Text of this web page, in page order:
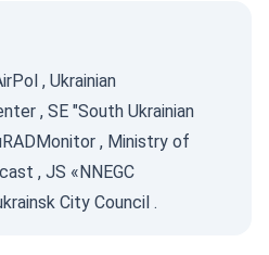
, Ukrainian
, SE "South Ukrainian
, Ministry of
, JS «NNEGC
City Council .